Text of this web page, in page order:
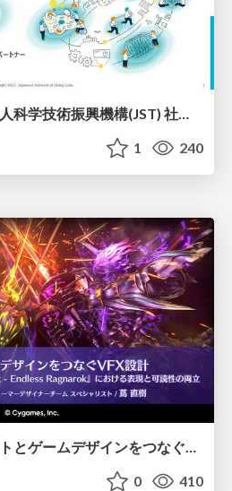
1 240
【CEDEC2026】アートとゲームデザインをつなぐVFX設計『GRANBLUE FANTASY: Relink - Endless Ragnarok』における表現と可読性の両立
0 410